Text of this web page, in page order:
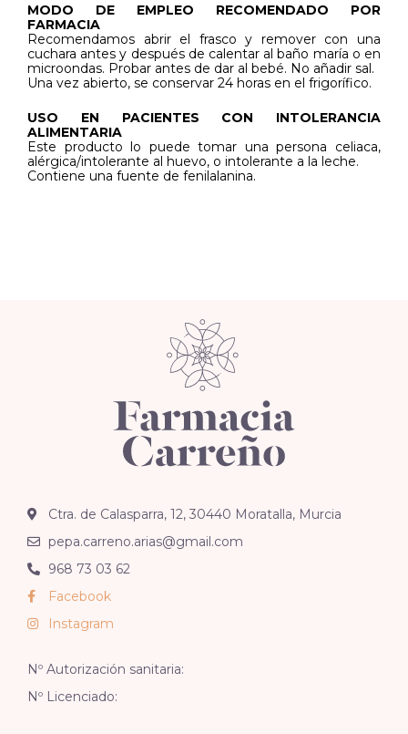
MODO DE EMPLEO RECOMENDADO POR
FARMACIA
Recomendamos abrir el frasco y remover con una
cuchara antes y después de calentar al baño maría o en
microondas. Probar antes de dar al bebé. No añadir sal.
Una vez abierto, se conservar 24 horas en el frigorífico.
USO EN PACIENTES CON INTOLERANCIA
ALIMENTARIA
Este producto lo puede tomar una persona celiaca,
alérgica/intolerante al huevo, o intolerante a la leche.
Contiene una fuente de fenilalanina.
Ctra. de Calasparra, 12, 30440 Moratalla, Murcia
pepa.carreno.arias@gmail.com
968 73 03 62
Facebook
Instagram
Nº Autorización sanitaria:
Nº Licenciado: